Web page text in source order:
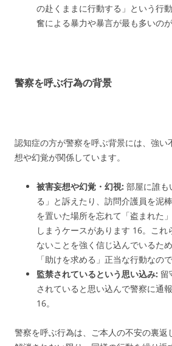
の赴くままに行動する」という行
奮による暴力や暴言が最も多いの
警察を呼ぶ行為の背景
認知症の方が警察を呼ぶ背景には、強い
想や幻覚が関係しています。
被害妄想や幻覚・幻視: 部屋に誰も
る」と訴えたり、訪問介護員を泥
を置いた場所を忘れて「盗まれた
しまうケースがあります 16。これ
ないことを強く信じ込んでいるた
「助けを求める」正当な行動なので
監禁されているという思い込み: 留
されていると思い込んで警察に通
16。
警察を呼ぶ行為は、ご本人の不安の裏返